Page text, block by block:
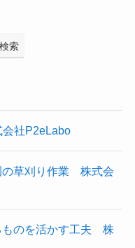
検索
社P2eLabo
の草刈り作業 株式会
ものを活かす工夫 株